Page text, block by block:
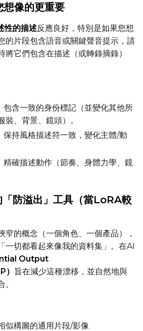
Sampler
FlowMatch
Sample Steps
Width
Height
像的更重要
性的描述反應良好，特別是如果您想
的片段包含語音或關鍵聲音提示，請
將它們包含在描述（或轉錄摘錄）
包含一致的身份標記（並變化其他所
裝、背景、鏡頭）。
保持風格描述符一致，變化主體/動
精確描述動作（節奏、身體力學、鏡
防溢出」工具（當LoRA較
窄的概念（一個角色、一個產品），
一切都看起來像我的資料集」。在AI
Output
旨在減少這種漂移，並自然地與
。
似構圖的通用片段/影像